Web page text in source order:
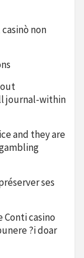
non
journal-within
and they are
ses
casino
?i doar